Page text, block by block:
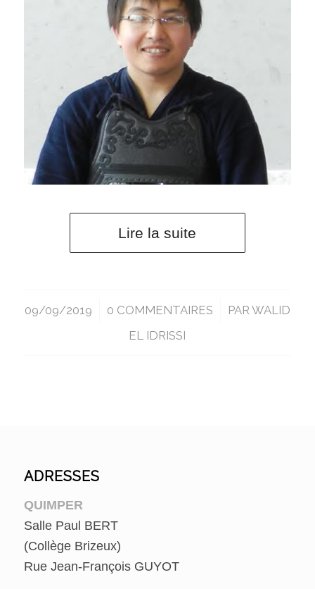
Lire la suite
09/09/2019
/ 0 COMMENTAIRES
/ PAR WALID
EL IDRISSI
ADRESSES
QUIMPER
Salle Paul BERT
(Collège Brizeux)
Rue Jean-François GUYOT